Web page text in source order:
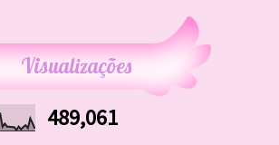
Visualizações
489,061